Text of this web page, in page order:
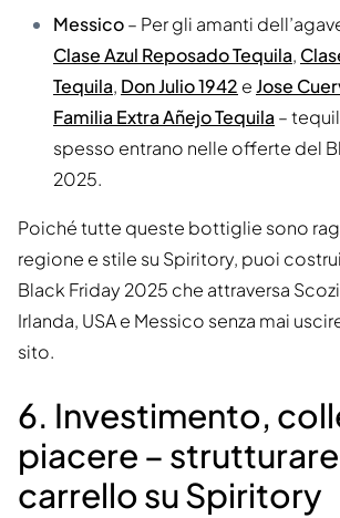
Messico– Per gli amanti
Clase Azul Reposado Tequila,
Tequila, Don Julio 1942 eJose
Familia Extra Añejo Tequila –
spesso entrano nelle offerte del
2025.
Poiché tutte queste bottiglie sono
regione e stile su Spiritory, puoi
Black Friday 2025 che attraversa
Irlanda, USA e Messico senza mai
sito.
6. Investimento,
piacere –
carrello su Spiritory